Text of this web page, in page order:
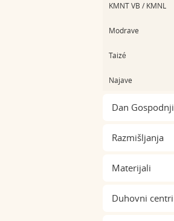
KMNT VB / KMNL
Modrave
Taizé
Najave
Dan Gospodnji
Razmišljanja
Materijali
Duhovni centri